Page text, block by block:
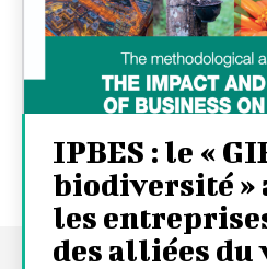
IPBES : le «
biodiversité »
les
des alliées du